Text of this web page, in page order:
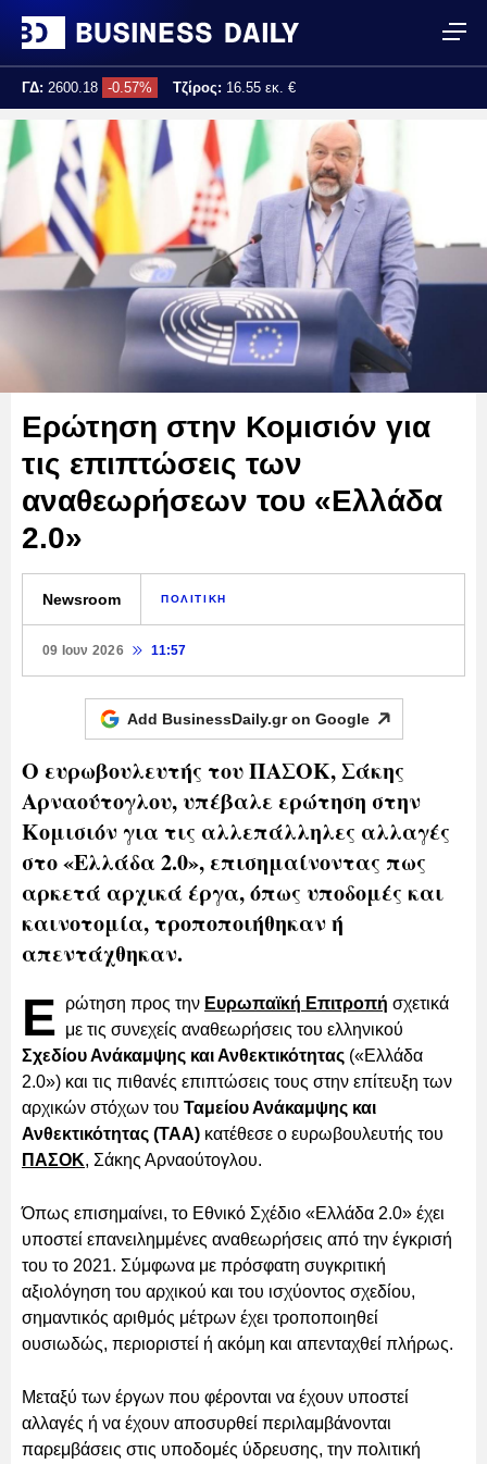
ΓΔ: 2600.18 -0.57% Τζίρος: 16.55 εκ. €
Τελ. ενημέρωση: 11:00:39
Ερώτηση στην Κομισιόν για
τις επιπτώσεις των
αναθεωρήσεων του «Ελλάδα
2.0»
Newsroom ΠΟΛΙΤΙΚΗ
09 Ιουν 2026 11:57
Add BusinessDaily.gr on Google
Ο ευρωβουλευτής του ΠΑΣΟΚ, Σάκης
Αρναούτογλου, υπέβαλε ερώτηση στην
Κομισιόν για τις αλλεπάλληλες αλλαγές
στο «Ελλάδα 2.0», επισημαίνοντας πως
αρκετά αρχικά έργα, όπως υποδομές και
καινοτομία, τροποποιήθηκαν ή
απεντάχθηκαν.
Ε ρώτηση προς την Ευρωπαϊκή Επιτροπή σχετικά
με τις συνεχείς αναθεωρήσεις του ελληνικού
Σχεδίου Ανάκαμψης και Ανθεκτικότητας («Ελλάδα
2.0») και τις πιθανές επιπτώσεις τους στην επίτευξη των
αρχικών στόχων του Ταμείου Ανάκαμψης και
Ανθεκτικότητας (ΤΑΑ) κατέθεσε ο ευρωβουλευτής του
ΠΑΣΟΚ, Σάκης Αρναούτογλου.
Όπως επισημαίνει, το Εθνικό Σχέδιο «Ελλάδα 2.0» έχει
υποστεί επανειλημμένες αναθεωρήσεις από την έγκρισή
του το 2021. Σύμφωνα με πρόσφατη συγκριτική
αξιολόγηση του αρχικού και του ισχύοντος σχεδίου,
σημαντικός αριθμός μέτρων έχει τροποποιηθεί
ουσιωδώς, περιοριστεί ή ακόμη και απενταχθεί πλήρως.
Μεταξύ των έργων που φέρονται να έχουν υποστεί
αλλαγές ή να έχουν αποσυρθεί περιλαμβάνονται
παρεμβάσεις στις υποδομές ύδρευσης, την πολιτική